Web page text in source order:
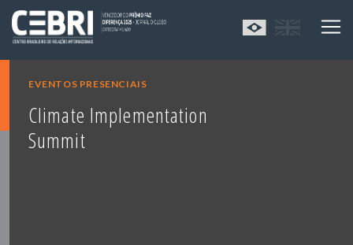
EVENTOS PRESENCIAIS
Climate Implementation
Summit